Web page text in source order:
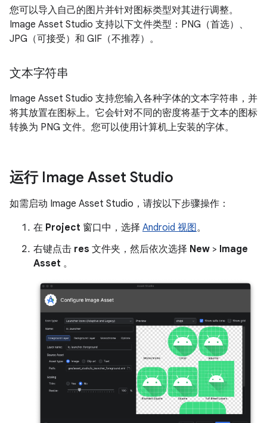
您可以导入自己的图片并针对图标类型对其进行调整。
Image Asset Studio 支持以下文件类型：PNG（首选）、
JPG（可接受）和 GIF（不推荐）。
文本字符串
Image Asset Studio 支持您输入各种字体的文本字符串，并
将其放置在图标上。它会针对不同的密度将基于文本的图标
转换为 PNG 文件。您可以使用计算机上安装的字体。
运行 Image Asset Studio
如需启动 Image Asset Studio，请按以下步骤操作：
在 Project 窗口中，选择 Android 视图。
右键点击 res 文件夹，然后依次选择 New > Image
Asset 。